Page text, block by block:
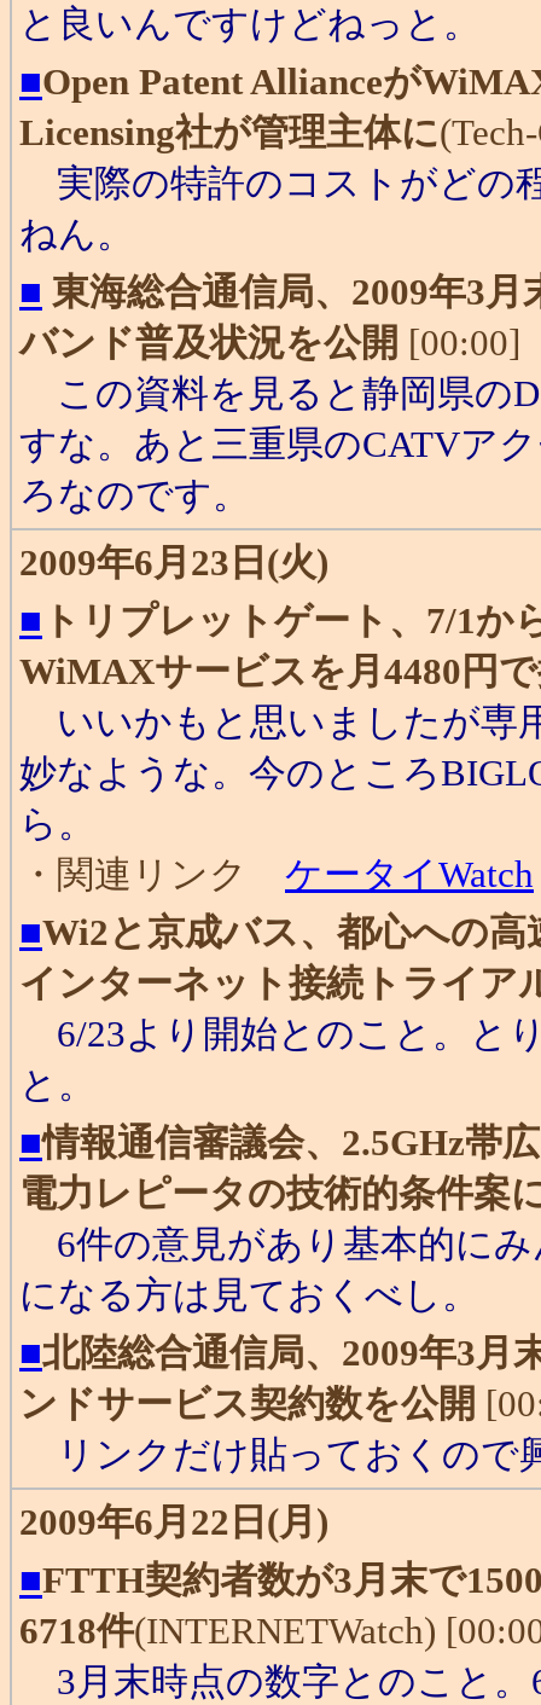
と良いんですけどねっと。
■Open Patent Allianceが
Licensing社が管理主体に
実際の特許のコストがどの
ねん。
■ 東海総合通信局、2009年3
バンド普及状況を公開 [00:00]
この資料を見ると静岡県の
すな。あと三重県のCATVア
ろなのです。
2009年6月23日(火)
■ トリプレットゲート、7/1
WiMAXサービスを月4480円
いいかもと思いましたが専
妙なような。今のところ
ら。
・関連リンク ケータイWatch
■Wi2と京成バス、都心への
インターネット接続トライア
6/23より開始とのこと。と
と。
■情報通信審議会、2.5GHz帯
電力レピータの技術的条件案
6件の意見があり基本的に
になる方は見ておくべし。
■北陸総合通信局、2009年3
ンドサービス契約数を公開
リンクだけ貼っておくので
2009年6月22日(月)
■FTTH契約者数が3月末で
6718件(INTERNETWatch)
3月末時点の数字とのこと